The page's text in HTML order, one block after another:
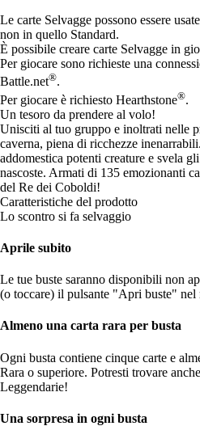
Available actions
Le carte Selvagge possono essere
non in quello Standard.
È possibile creare carte Selvagge in
Per giocare sono richieste una
Battle.net®.
Per giocare è richiesto Hearthstone®.
Un tesoro da prendere al volo!
Unisciti al tuo gruppo e inoltrati nelle
caverna, piena di ricchezze
addomestica potenti creature e svela
nascoste. Armati di 135 emozionanti
del Re dei Coboldi!
Caratteristiche del prodotto
Lo scontro si fa selvaggio
Aprile subito
Le tue buste saranno disponibili non
(o toccare) il pulsante "Apri buste" nel
Almeno una carta rara per busta
Ogni busta contiene cinque carte e
Rara o superiore. Potresti trovare
Leggendarie!
Una sorpresa in ogni busta